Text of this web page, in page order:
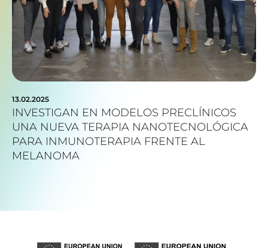
13.02.2025
INVESTIGAN EN MODELOS PRECLÍNICOS
UNA NUEVA TERAPIA NANOTECNOLÓGICA
PARA INMUNOTERAPIA FRENTE AL
MELANOMA